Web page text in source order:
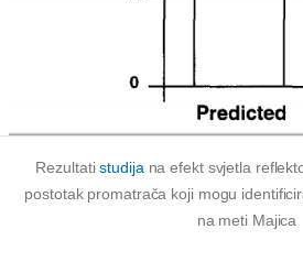
Rezultatistudija na efekt svjetla
postotak promatrača koji mogu
na meti Majica